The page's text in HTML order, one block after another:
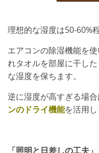
理想的な湿度は50-60%
エアコンの除湿機能を
れタオルを部屋に干し
な湿度を保ちます。
逆に湿度が高すぎる場合
ンのドライ機能を活用し
「照明と日差しの工夫」